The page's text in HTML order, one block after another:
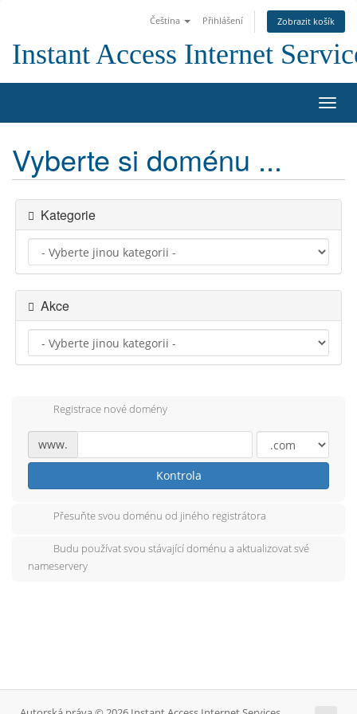
Čeština Přihlášení Zobrazit košík
Instant Access Internet
Vyberte si doménu ...
Kategorie
Akce
Registrace nové domény
www.
Kontrola
Přesuňte svou doménu od jiného registrátora
Budu používat svou stávající doménu a aktualizovat své
nameservery